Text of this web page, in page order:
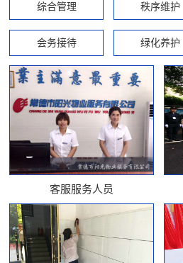
综合管理 秩序维护
会务接待 绿化养护
客服服务人员